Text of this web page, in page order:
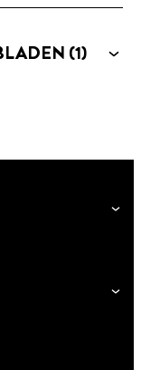
(1)